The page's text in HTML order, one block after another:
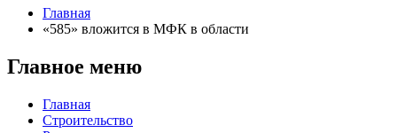
Главная
«585» вложится в МФК в области
Главное меню
Главная
Строительство